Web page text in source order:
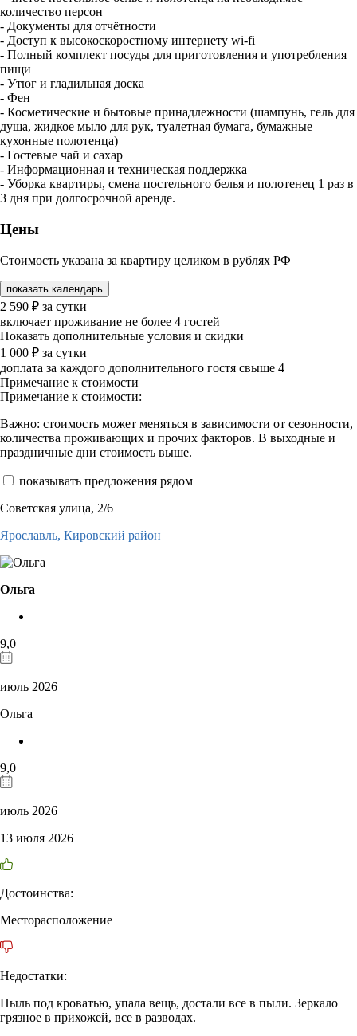
количество персон
- Документы для отчётности
- Доступ к высокоскоростному интернету wi-fi
- Полный комплект посуды для приготовления и употребления
пищи
- Утюг и гладильная доска
- Фен
- Косметические и бытовые принадлежности (шампунь, гель для
душа, жидкое мыло для рук, туалетная бумага, бумажные
кухонные полотенца)
- Гостевые чай и сахар
- Информационная и техническая поддержка
- Уборка квартиры, смена постельного белья и полотенец 1 раз в
3 дня при долгосрочной аренде.
Цены
Стоимость указана за квартиру целиком в рублях РФ
показать календарь
2 590 ₽ за сутки
включает проживание не более 4 гостей
Показать дополнительные условия и скидки
1 000 ₽ за сутки
доплата за каждого дополнительного гостя свыше 4
Примечание к стоимости
Примечание к стоимости:
Важно: стоимость может меняться в зависимости от сезонности,
количества проживающих и прочих факторов. В выходные и
праздничные дни стоимость выше.
показывать предложения рядом
Советская улица, 2/6
Ярославль, Кировский район
Ольга
9,0
июль 2026
Ольга
9,0
июль 2026
13 июля 2026
Достоинства:
Месторасположение
Недостатки:
Пыль под кроватью, упала вещь, достали все в пыли. Зеркало
грязное в прихожей, все в разводах.